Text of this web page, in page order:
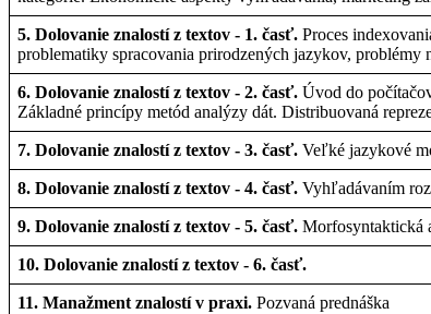
5.Dolovanie znalostíztextov - 1.časť. Proces
problematiky spracovania prirodzených jazykov,problémy
6.Dolovanie znalostíztextov - 2.časť.Úvod do
Základné princípy metód analýzy dát.Distribuovaná
7.Dolovanie znalostíztextov - 3.časť. Veľké jazykové
8.Dolovanie znalostíztextov - 4.časť. Vyhľadávaním
9.Dolovanie znalostíztextov - 5.časť.Morfosyntaktická
10.Dolovanie znalostíztextov - 6.časť.
11.Manažment znalostívpraxi.Pozvaná prednáška